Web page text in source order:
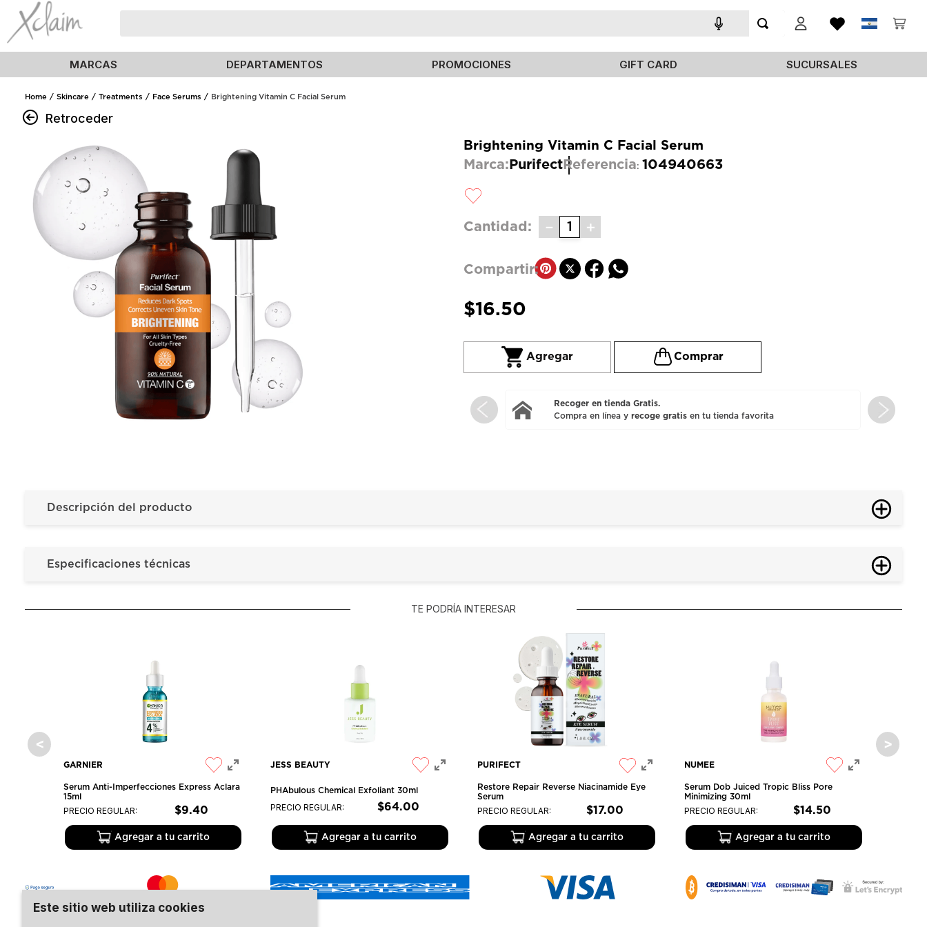
MARCAS DEPARTAMENTOS PROMOCIONES GIFT CARD SUCURSALES
Este sitio web utiliza cookies
Skincare Treatments Face Serums Brightening Vitamin C Facial Serum
Retroceder
Brightening Vitamin C Facial Serum
Marca: Purifect Referencia: 104940663
Cantidad ＋
－
$16.50
Recoger en tienda Gratis.
Compra en línea y recoge gratis en tu tienda favorita
Descripción del producto
Especificaciones técnicas
TE PODRÍA INTERESAR
GARNIER
Serum Anti-Imperfecciones Express Aclara
15ml
PRECIO REGULAR: $9.40
Agregar a tu carrito
JESS BEAUTY
PHAbulous Chemical Exfoliant 30ml
PRECIO REGULAR: $64.00
Agregar a tu carrito
PURIFECT
Restore Repair Reverse Niacinamide Eye
Serum
PRECIO REGULAR: $17.00
Agregar a tu carrito
NUMEE
Serum Dob Juiced Tropic Bliss Pore
Minimizing 30ml
PRECIO REGULAR: $14.50
Agregar a tu carrito
TÉRMINOS MÁS BUSCADOS
1.
mac